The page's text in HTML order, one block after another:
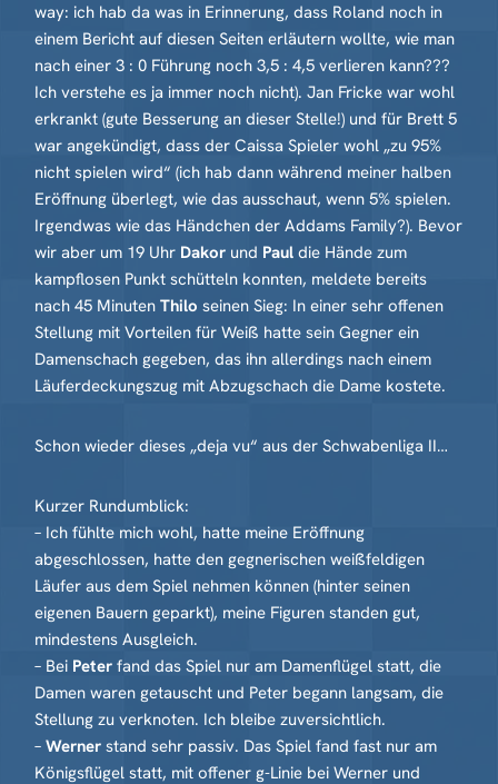
way: ich hab da was in Erinnerung, dass Roland noch in
einem Bericht auf diesen Seiten erläutern wollte, wie man
nach einer 3 : 0 Führung noch 3,5 : 4,5 verlieren kann???
Ich verstehe es ja immer noch nicht). Jan Fricke war wohl
erkrankt (gute Besserung an dieser Stelle!) und für Brett 5
war angekündigt, dass der Caissa Spieler wohl „zu 95%
nicht spielen wird“ (ich hab dann während meiner halben
Eröffnung überlegt, wie das ausschaut, wenn 5% spielen.
Irgendwas wie das Händchen der Addams Family?). Bevor
wir aber um 19 Uhr Dakor und Paul die Hände zum
kampflosen Punkt schütteln konnten, meldete bereits
nach 45 Minuten Thilo seinen Sieg: In einer sehr offenen
Stellung mit Vorteilen für Weiß hatte sein Gegner ein
Damenschach gegeben, das ihn allerdings nach einem
Läuferdeckungszug mit Abzugschach die Dame kostete.
Schon wieder dieses „deja vu“ aus der Schwabenliga II…
Kurzer Rundumblick:
– Ich fühlte mich wohl, hatte meine Eröffnung
abgeschlossen, hatte den gegnerischen weißfeldigen
Läufer aus dem Spiel nehmen können (hinter seinen
eigenen Bauern geparkt), meine Figuren standen gut,
mindestens Ausgleich.
– Bei Peter fand das Spiel nur am Damenflügel statt, die
Damen waren getauscht und Peter begann langsam, die
Stellung zu verknoten. Ich bleibe zuversichtlich.
– Werner stand sehr passiv. Das Spiel fand fast nur am
Königsflügel statt, mit offener g-Linie bei Werner und